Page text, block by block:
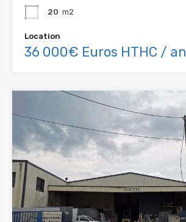
20 m2
Location
36 000€ Euros HTHC / an